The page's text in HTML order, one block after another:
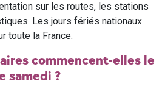
sur les routes, les stations
Les jours fériés nationaux
toute la France.
commencent-elles le
samedi ?